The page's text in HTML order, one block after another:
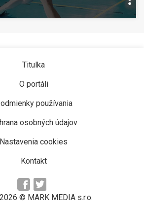
Titulka
O portáli
používania
osobných údajov
Nastavenia cookies
Kontakt
2026 © MARK MEDIA s.r.o.